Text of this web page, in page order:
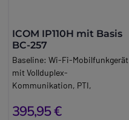
ICOM IP110H mit Basis
BC-257
Baseline: Wi-Fi-Mobilfunkgerät
mit Vollduplex-
Kommunikation, PTI,
Enterprise-Sicherheit für
395,95 €